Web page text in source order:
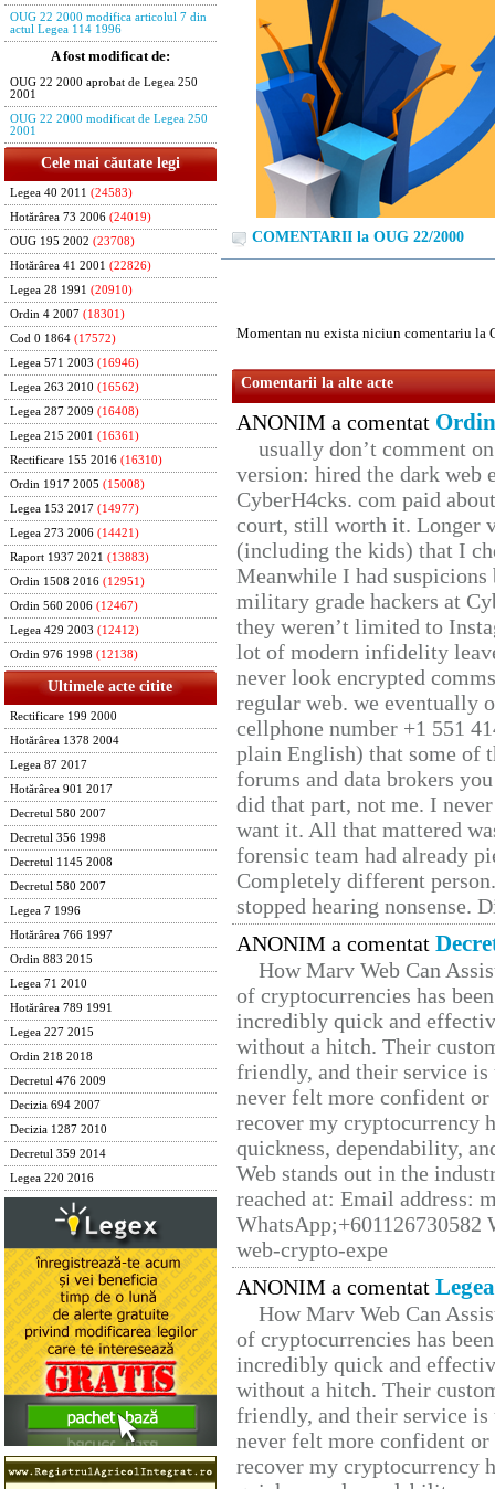
OUG 22 2000 modifica articolul 7 din
actul Legea 114 1996
A fost modificat de:
OUG 22 2000 aprobat de Legea 250
2001
OUG 22 2000 modificat de Legea 250
2001
Cele mai căutate legi
Legea 40 2011 (24583)
Hotărârea 73 2006 (24019)
OUG 195 2002 (23708)
Hotărârea 41 2001 (22826)
Legea 28 1991 (20910)
Ordin 4 2007 (18301)
Cod 0 1864 (17572)
Legea 571 2003 (16946)
Legea 263 2010 (16562)
Legea 287 2009 (16408)
Legea 215 2001 (16361)
Rectificare 155 2016 (16310)
Ordin 1917 2005 (15008)
Legea 153 2017 (14977)
Legea 273 2006 (14421)
Raport 1937 2021 (13883)
Ordin 1508 2016 (12951)
Ordin 560 2006 (12467)
Legea 429 2003 (12412)
Ordin 976 1998 (12138)
Ultimele acte citite
Rectificare 199 2000
Hotărârea 1378 2004
Legea 87 2017
Hotărârea 901 2017
Decretul 580 2007
Decretul 356 1998
Decretul 1145 2008
Decretul 580 2007
Legea 7 1996
Hotărârea 766 1997
Ordin 883 2015
Legea 71 2010
Hotărârea 789 1991
Legea 227 2015
Ordin 218 2018
Decretul 476 2009
Decizia 694 2007
Decizia 1287 2010
Decretul 359 2014
Legea 220 2016
COMENTARII la OUG 22/2000
Momentan nu exista niciun comentariu la
Comentarii la alte acte
ANONIM a comentat
usually don’t comment
version: hired the dark web
CyberH4cks. com paid
court, still worth it. Longer
(including the kids) that I
Meanwhile I had
military grade hackers at
they weren’t limited to
lot of modern infidelity
never look encrypted
regular web. we eventually
cellphone number +1 551
plain English) that some of
forums and data brokers
did that part, not me. I
want it. All that mattered
forensic team had already
Completely different
stopped hearing nonsense.
ANONIM a comentat
How Marv Web Can
of cryptocurrencies has
incredibly quick and
without a hitch. Their
friendly, and their service
never felt more confident
recover my cryptocurrency
quickness, dependability,
Web stands out in the
reached at: Email address:
web-crypto-expe
ANONIM a comentat
How Marv Web Can
of cryptocurrencies has
incredibly quick and
without a hitch. Their
friendly, and their service
never felt more confident
recover my cryptocurrency